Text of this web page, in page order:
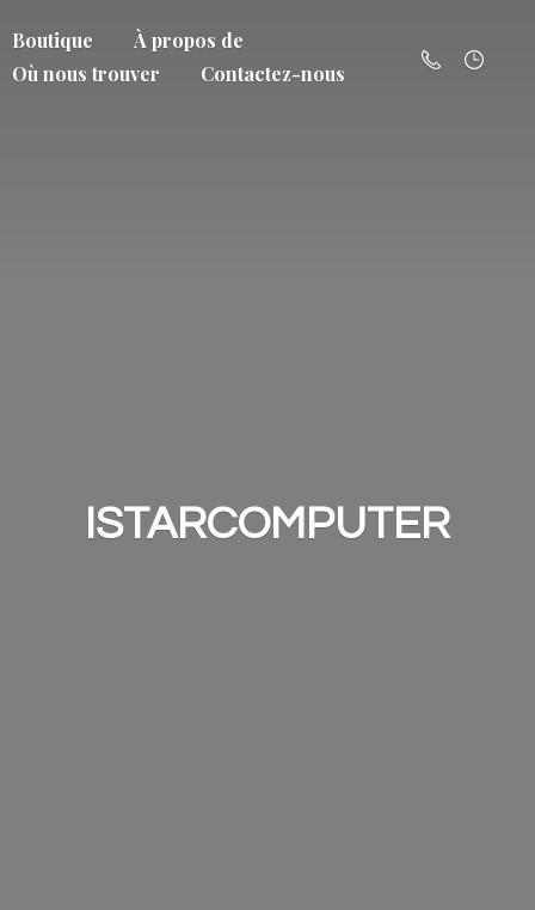
Boutique
À propos de
Où nous trouver
Contactez-nous
ISTARCOMPUTER